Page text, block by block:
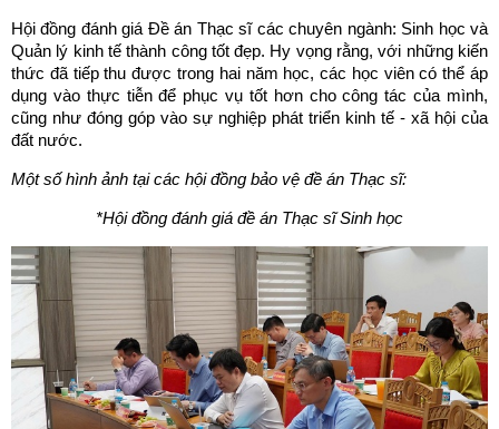
Hội đồng đánh giá Đề án Thạc sĩ các chuyên ngành: Sinh học và
Quản lý kinh tế thành công tốt đẹp. Hy vọng rằng, với những kiến
thức đã tiếp thu được trong hai năm học, các học viên có thể áp
dụng vào thực tiễn để phục vụ tốt hơn cho công tác của mình,
cũng như đóng góp vào sự nghiệp phát triển kinh tế - xã hội của
đất nước.
Một số hình ảnh tại các hội đồng bảo vệ đề án Thạc sĩ:
*Hội đồng đánh giá đề án Thạc sĩSinh học